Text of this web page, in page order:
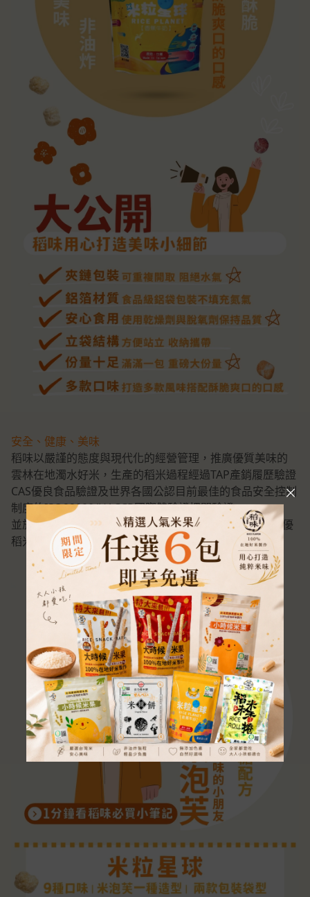
安全、健康、美味
稻味以嚴謹的態度與現代化的經營管理，推廣優質美味的
雲林在地濁水好米，生產的稻米過程經過TAP產銷履歷驗證
CAS優良食品驗證及世界各國公認目前最佳的食品安全控制
制度的ISO22000/HACCP國際雙驗證把關驗證
並於2010年榮獲全國十大經典好米獎的肯定、2012年績優
稻米產銷專業區殊榮之台灣在地好米。